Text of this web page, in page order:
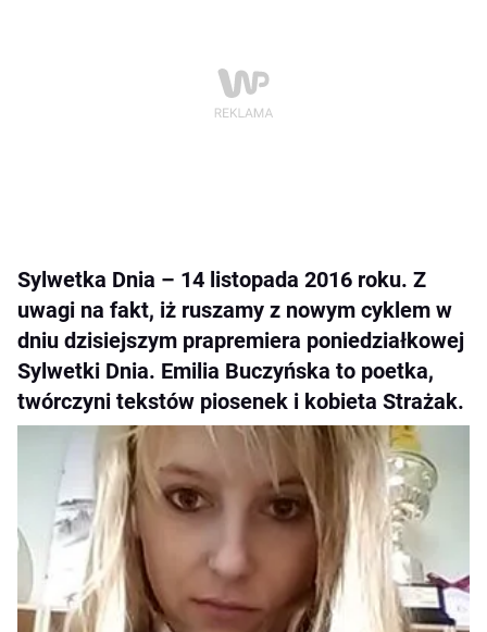
Sylwetka Dnia – 14 listopada 2016 roku. Z
uwagi na fakt, iż ruszamy z nowym cyklem w
dniu dzisiejszym prapremiera poniedziałkowej
Sylwetki Dnia. Emilia Buczyńska to poetka,
twórczyni tekstów piosenek i kobieta Strażak.